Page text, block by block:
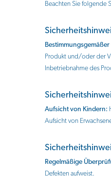
Beachten Sie folgende
Produkt und/oder der
Inbetriebnahme des
Aufsicht von Kindern:
Aufsicht von
Regelmäßige
Defekten aufweist.